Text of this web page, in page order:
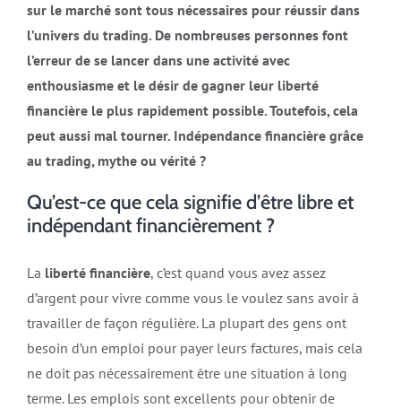
sur le marché sont tous nécessaires pour réussir dans
l’univers du trading. De nombreuses personnes font
l’erreur de se lancer dans une activité avec
enthousiasme et le désir de gagner leur liberté
financière le plus rapidement possible. Toutefois, cela
peut aussi mal tourner. Indépendance financière grâce
au trading, mythe ou vérité ?
Qu’est-ce que cela signifie d’être libre et
indépendant financièrement ?
La liberté financière, c’est quand vous avez assez
d’argent pour vivre comme vous le voulez sans avoir à
travailler de façon régulière. La plupart des gens ont
besoin d’un emploi pour payer leurs factures, mais cela
ne doit pas nécessairement être une situation à long
terme. Les emplois sont excellents pour obtenir de